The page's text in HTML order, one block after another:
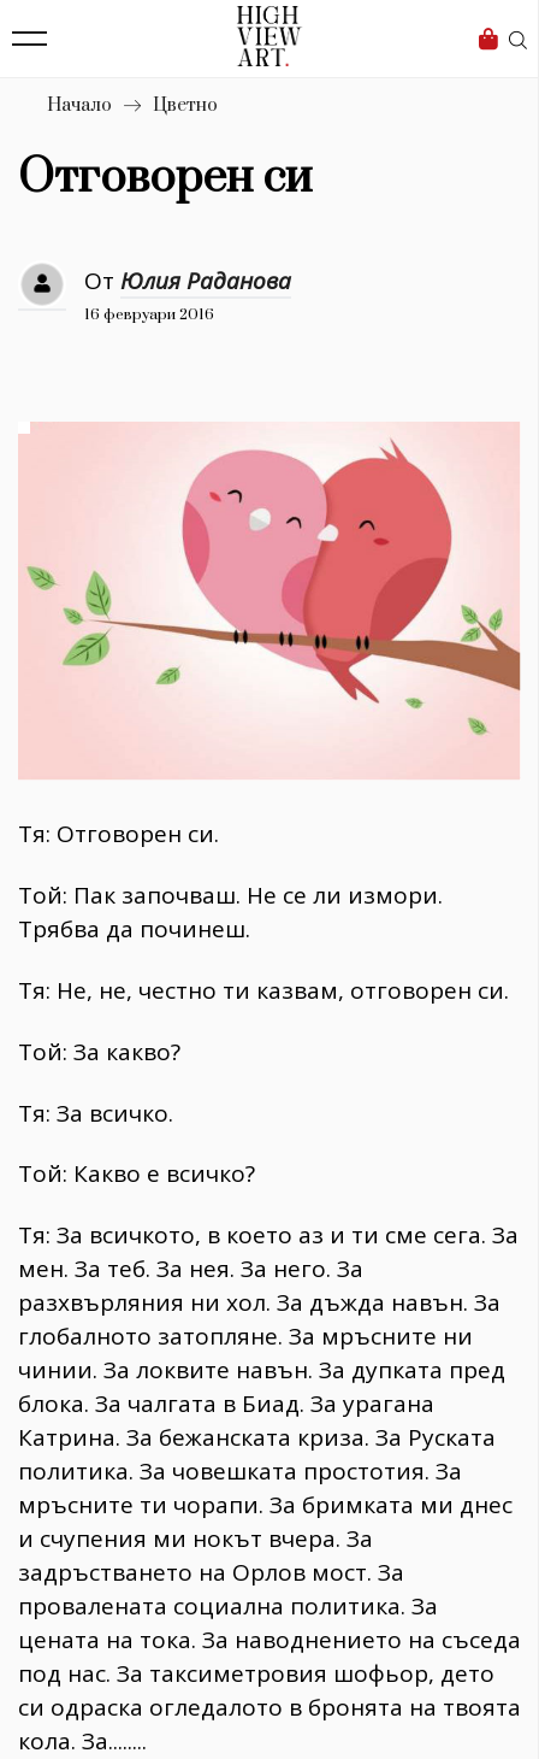
Бизнес
Мода
Dialogue
Изкуство
Красота
Дизайн
1188
30+
Гурме
Пътувай
Здраве
Gentlemen
Wellness
ПОСЛЕДВАЙТЕ
Начало Цветно
Отговорен си
От Юлия Раданова
16 февруари 2016
Тя: Отговорен си.
Той: Пак започваш. Не се ли измори.
Трябва да починеш.
Тя: Не, не, честно ти казвам, отговорен си.
Той: За какво?
Тя: За всичко.
Той: Какво е всичко?
Тя: За всичкото, в което аз и ти сме сега. За
мен. За теб. За нея. За него. За
разхвърляния ни хол. За дъжда навън. За
глобалното затопляне. За мръсните ни
чинии. За локвите навън. За дупката пред
блока. За чалгата в Биад. За урагана
Катрина. За бежанската криза. За Руската
политика. За човешката простотия. За
мръсните ти чорапи. За бримката ми днес
и счупения ми нокът вчера. За
задръстването на Орлов мост. За
провалената социална политика. За
цената на тока. За наводнението на съседа
под нас. За таксиметровия шофьор, дето
си одраска огледалото в бронята на твоята
кола. За........